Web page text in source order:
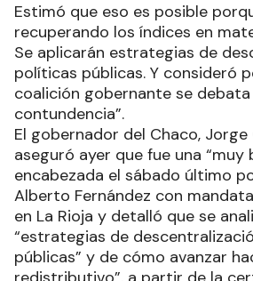
Estimó que eso es posible
recuperando los índices en
Se aplicarán estrategias de
políticas públicas. Y consideró
coalición gobernante se
contundencia”.
El gobernador del Chaco,
aseguró ayer que fue una “muy
encabezada el sábado último
Alberto Fernández con
en La Rioja y detalló que se
“estrategias de
públicas” y de cómo avanzar